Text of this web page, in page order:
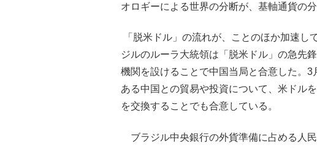
オロギーによる世界の分断が、基軸通貨の
「脱米ドル」の流れが、ことのほか加速し
ジルのルーラ大統領は「脱米ドル」の急先
機関を設けることで中国当局と合意した。
ある中国との貿易や投資について、米ドル
を交換することでも合意している。
ブラジル中央銀行の外貨準備に占める人